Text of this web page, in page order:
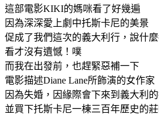
這部電影KIKI的媽咪看了好幾遍
因為深深愛上劇中托斯卡尼的美景
促成了我們這次的義大利行，說什
看才沒有遺憾！噗
而我在出發前，也趕緊惡補一下
電影描述Diane Lane所飾演的女作家
因為失婚，因緣際會下來到義大利
並買下托斯卡尼一棟三百年歷史的